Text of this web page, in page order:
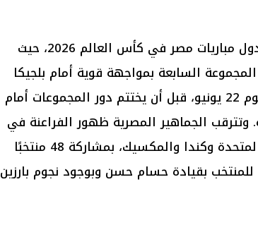
أعلن الاتحاد الدولي لكرة القدم جدول مباريات مصر في كأس العالم 2026، حيث
السابعة بمواجهة قوية أمام بلجيكا
يوم 15 يونيو، ثم يلتقي نيوزيلندا يوم 22 يونيو، قبل أن يختتم دور المجموعات أمام
القاهرة. وتترقب الجماهير المصرية ظهور الفراعنة في
النسخة التي تستضيفها الولايات المتحدة وكندا والمكسيك، بمشاركة 48 منتخبًا
بقيادة حسام حسن وبوجود نجوم بارزين